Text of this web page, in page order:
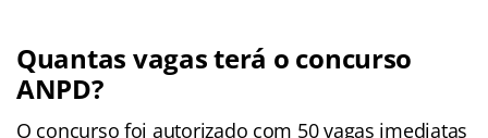
Quantas vagas terá o concurso
ANPD?
O concurso foi autorizado com 50 vagas imediatas